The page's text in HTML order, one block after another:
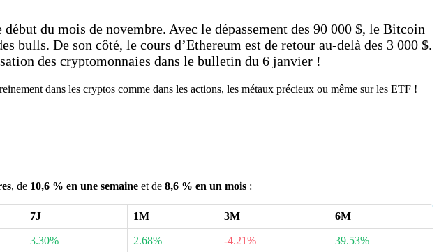
début du mois de novembre. Avec le dépassement des 90 000 $, le Bitcoin
bulls. De son côté, le cours d’Ethereum est de retour au-delà des 3 000 $.
des cryptomonnaies dans le bulletin du 6 janvier !
dans les cryptos comme dans les actions, les métaux précieux ou même sur les ETF !
, de 10,6 % en une semaine et de 8,6 % en un mois :
7J 1M 3M 6M
3.30% 2.68% -4.21% 39.53%